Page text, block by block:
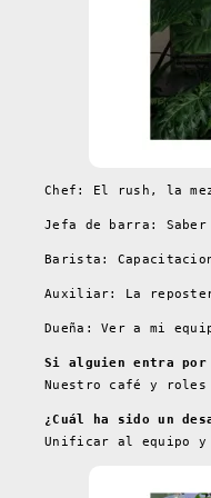
Chef: El rush, la
Jefa de barra:
Barista:
Auxiliar: La
Dueña: Ver a mi
Si alguien entra por
Nuestro café y roles
¿Cuál ha sido un
Unificar al equipo